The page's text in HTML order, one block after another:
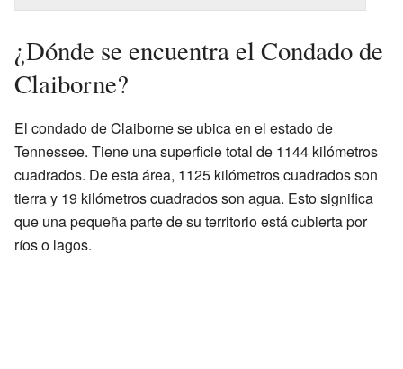
¿Dónde se encuentra el Condado de
Claiborne?
El condado de Claiborne se ubica en el estado de
Tennessee. Tiene una superficie total de 1144 kilómetros
cuadrados. De esta área, 1125 kilómetros cuadrados son
tierra y 19 kilómetros cuadrados son agua. Esto significa
que una pequeña parte de su territorio está cubierta por
ríos o lagos.